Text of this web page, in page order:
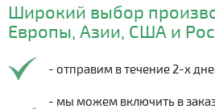
Широкий выбор
Европы, Азии, США и
- отправим в течение 2-х
- мы можем включить в